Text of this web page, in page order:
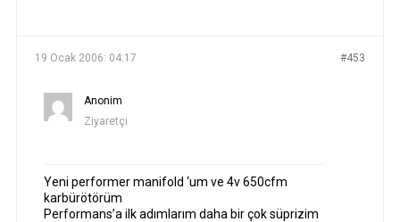
19 Ocak 2006: 04:17 #453
Anonim
Ziyaretçi
Yeni performer manifold ‘um ve 4v 650cfm
karbürötörüm
Performans’a ilk adımlarım daha bir çok süprizim